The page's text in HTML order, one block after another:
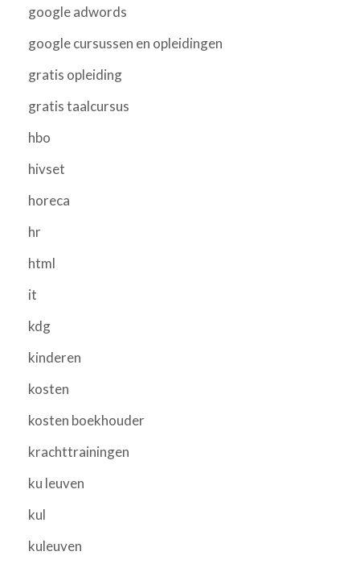
google adwords
google cursussen en opleidingen
gratis opleiding
gratis taalcursus
hbo
hivset
horeca
hr
html
it
kdg
kinderen
kosten
kosten boekhouder
krachttrainingen
ku leuven
kul
kuleuven